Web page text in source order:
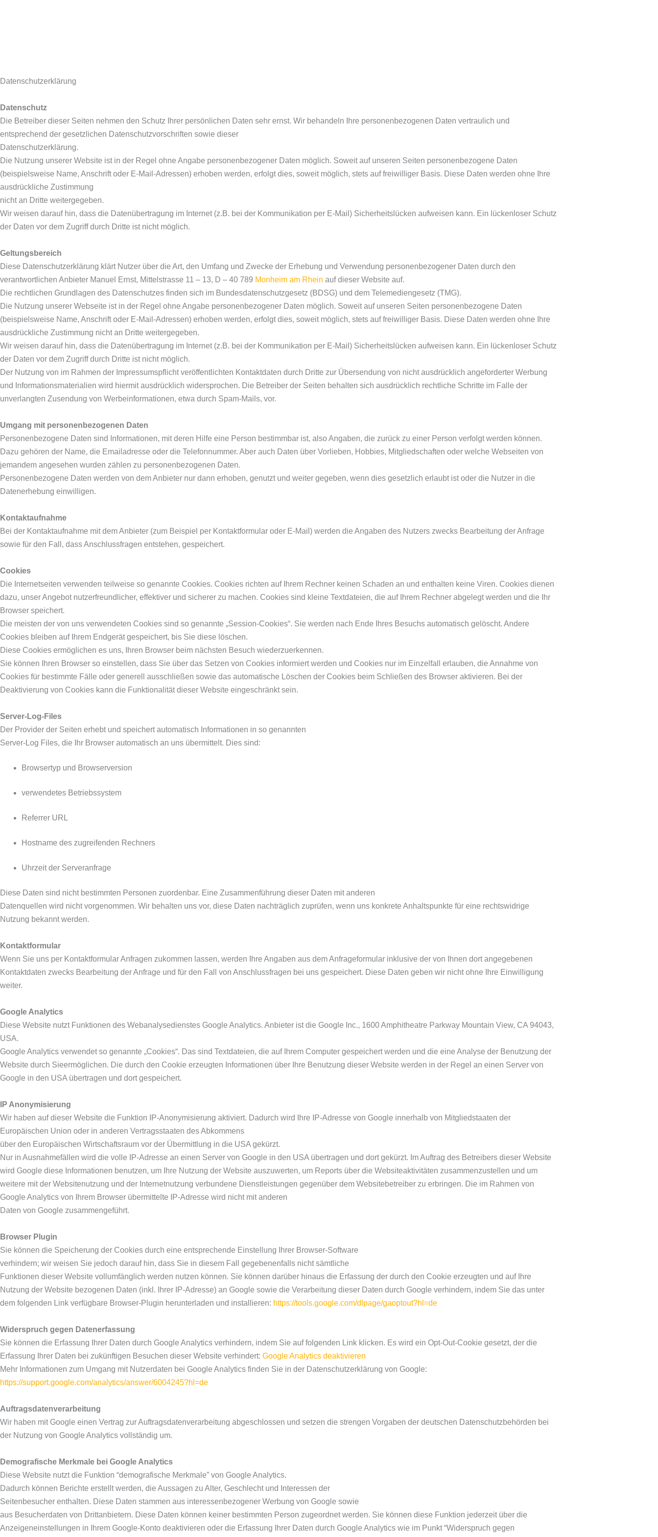
Datenschutzerklärung
Datenschutz
Die Betreiber dieser Seiten nehmen den Schutz Ihrer persönlichen Daten sehr ernst. Wir behandeln Ihre personenbezogenen Daten vertraulich und
entsprechend der gesetzlichen Datenschutzvorschriften sowie dieser
Datenschutzerklärung.
Die Nutzung unserer Website ist in der Regel ohne Angabe personenbezogener Daten möglich. Soweit auf unseren Seiten personenbezogene Daten
(beispielsweise Name, Anschrift oder E-Mail-Adressen) erhoben werden, erfolgt dies, soweit möglich, stets auf freiwilliger Basis. Diese Daten werden ohne Ihre
ausdrückliche Zustimmung
nicht an Dritte weitergegeben.
Wir weisen darauf hin, dass die Datenübertragung im Internet (z.B. bei der Kommunikation per E-Mail) Sicherheitslücken aufweisen kann. Ein lückenloser Schutz
der Daten vor dem Zugriff durch Dritte ist nicht möglich.
Geltungsbereich
Diese Datenschutzerklärung klärt Nutzer über die Art, den Umfang und Zwecke der Erhebung und Verwendung personenbezogener Daten durch den
verantwortlichen Anbieter Manuel Ernst, Mittelstrasse 11 – 13, D – 40 789 Monheim am Rhein auf dieser Website auf.
Die rechtlichen Grundlagen des Datenschutzes finden sich im Bundesdatenschutzgesetz (BDSG) und dem Telemediengesetz (TMG).
Die Nutzung unserer Webseite ist in der Regel ohne Angabe personenbezogener Daten möglich. Soweit auf unseren Seiten personenbezogene Daten
(beispielsweise Name, Anschrift oder E-Mail-Adressen) erhoben werden, erfolgt dies, soweit möglich, stets auf freiwilliger Basis. Diese Daten werden ohne Ihre
ausdrückliche Zustimmung nicht an Dritte weitergegeben.
Wir weisen darauf hin, dass die Datenübertragung im Internet (z.B. bei der Kommunikation per E-Mail) Sicherheitslücken aufweisen kann. Ein lückenloser Schutz
der Daten vor dem Zugriff durch Dritte ist nicht möglich.
Der Nutzung von im Rahmen der Impressumspflicht veröffentlichten Kontaktdaten durch Dritte zur Übersendung von nicht ausdrücklich angeforderter Werbung
und Informationsmaterialien wird hiermit ausdrücklich widersprochen. Die Betreiber der Seiten behalten sich ausdrücklich rechtliche Schritte im Falle der
unverlangten Zusendung von Werbeinformationen, etwa durch Spam-Mails, vor.
Umgang mit personenbezogenen Daten
Personenbezogene Daten sind Informationen, mit deren Hilfe eine Person bestimmbar ist, also Angaben, die zurück zu einer Person verfolgt werden können.
Dazu gehören der Name, die Emailadresse oder die Telefonnummer. Aber auch Daten über Vorlieben, Hobbies, Mitgliedschaften oder welche Webseiten von
jemandem angesehen wurden zählen zu personenbezogenen Daten.
Personenbezogene Daten werden von dem Anbieter nur dann erhoben, genutzt und weiter gegeben, wenn dies gesetzlich erlaubt ist oder die Nutzer in die
Datenerhebung einwilligen.
Kontaktaufnahme
Bei der Kontaktaufnahme mit dem Anbieter (zum Beispiel per Kontaktformular oder E-Mail) werden die Angaben des Nutzers zwecks Bearbeitung der Anfrage
sowie für den Fall, dass Anschlussfragen entstehen, gespeichert.
Cookies
Die Internetseiten verwenden teilweise so genannte Cookies. Cookies richten auf Ihrem Rechner keinen Schaden an und enthalten keine Viren. Cookies dienen
dazu, unser Angebot nutzerfreundlicher, effektiver und sicherer zu machen. Cookies sind kleine Textdateien, die auf Ihrem Rechner abgelegt werden und die Ihr
Browser speichert.
Die meisten der von uns verwendeten Cookies sind so genannte „Session-Cookies“. Sie werden nach Ende Ihres Besuchs automatisch gelöscht. Andere
Cookies bleiben auf Ihrem Endgerät gespeichert, bis Sie diese löschen.
Diese Cookies ermöglichen es uns, Ihren Browser beim nächsten Besuch wiederzuerkennen.
Sie können Ihren Browser so einstellen, dass Sie über das Setzen von Cookies informiert werden und Cookies nur im Einzelfall erlauben, die Annahme von
Cookies für bestimmte Fälle oder generell ausschließen sowie das automatische Löschen der Cookies beim Schließen des Browser aktivieren. Bei der
Deaktivierung von Cookies kann die Funktionalität dieser Website eingeschränkt sein.
Server-Log-Files
Der Provider der Seiten erhebt und speichert automatisch Informationen in so genannten
Server-Log Files, die Ihr Browser automatisch an uns übermittelt. Dies sind:
Browsertyp und Browserversion
verwendetes Betriebssystem
Referrer URL
Hostname des zugreifenden Rechners
Uhrzeit der Serveranfrage
Diese Daten sind nicht bestimmten Personen zuordenbar. Eine Zusammenführung dieser Daten mit anderen
Datenquellen wird nicht vorgenommen. Wir behalten uns vor, diese Daten nachträglich zuprüfen, wenn uns konkrete Anhaltspunkte für eine rechtswidrige
Nutzung bekannt werden.
Kontaktformular
Wenn Sie uns per Kontaktformular Anfragen zukommen lassen, werden Ihre Angaben aus dem Anfrageformular inklusive der von Ihnen dort angegebenen
Kontaktdaten zwecks Bearbeitung der Anfrage und für den Fall von Anschlussfragen bei uns gespeichert. Diese Daten geben wir nicht ohne Ihre Einwilligung
weiter.
Google Analytics
Diese Website nutzt Funktionen des Webanalysedienstes Google Analytics. Anbieter ist die Google Inc., 1600 Amphitheatre Parkway Mountain View, CA 94043,
USA.
Google Analytics verwendet so genannte „Cookies“. Das sind Textdateien, die auf Ihrem Computer gespeichert werden und die eine Analyse der Benutzung der
Website durch Sieermöglichen. Die durch den Cookie erzeugten Informationen über Ihre Benutzung dieser Website werden in der Regel an einen Server von
Google in den USA übertragen und dort gespeichert.
IP Anonymisierung
Wir haben auf dieser Website die Funktion IP-Anonymisierung aktiviert. Dadurch wird Ihre IP-Adresse von Google innerhalb von Mitgliedstaaten der
Europäischen Union oder in anderen Vertragsstaaten des Abkommens
über den Europäischen Wirtschaftsraum vor der Übermittlung in die USA gekürzt.
Nur in Ausnahmefällen wird die volle IP-Adresse an einen Server von Google in den USA übertragen und dort gekürzt. Im Auftrag des Betreibers dieser Website
wird Google diese Informationen benutzen, um Ihre Nutzung der Website auszuwerten, um Reports über die Websiteaktivitäten zusammenzustellen und um
weitere mit der Websitenutzung und der Internetnutzung verbundene Dienstleistungen gegenüber dem Websitebetreiber zu erbringen. Die im Rahmen von
Google Analytics von Ihrem Browser übermittelte IP-Adresse wird nicht mit anderen
Daten von Google zusammengeführt.
Browser Plugin
Sie können die Speicherung der Cookies durch eine entsprechende Einstellung Ihrer Browser-Software
verhindern; wir weisen Sie jedoch darauf hin, dass Sie in diesem Fall gegebenenfalls nicht sämtliche
Funktionen dieser Website vollumfänglich werden nutzen können. Sie können darüber hinaus die Erfassung der durch den Cookie erzeugten und auf Ihre
Nutzung der Website bezogenen Daten (inkl. Ihrer IP-Adresse) an Google sowie die Verarbeitung dieser Daten durch Google verhindern, indem Sie das unter
dem folgenden Link verfügbare Browser-Plugin herunterladen und installieren: https://tools.google.com/dlpage/gaoptout?hl=de
Widerspruch gegen Datenerfassung
Sie können die Erfassung Ihrer Daten durch Google Analytics verhindern, indem Sie auf folgenden Link klicken. Es wird ein Opt-Out-Cookie gesetzt, der die
Erfassung Ihrer Daten bei zukünftigen Besuchen dieser Website verhindert: Google Analytics deaktivieren
Mehr Informationen zum Umgang mit Nutzerdaten bei Google Analytics finden Sie in der Datenschutzerklärung von Google:
https://support.google.com/analytics/answer/6004245?hl=de
Auftragsdatenverarbeitung
Wir haben mit Google einen Vertrag zur Auftragsdatenverarbeitung abgeschlossen und setzen die strengen Vorgaben der deutschen Datenschutzbehörden bei
der Nutzung von Google Analytics vollständig um.
Demografische Merkmale bei Google Analytics
Diese Website nutzt die Funktion “demografische Merkmale” von Google Analytics.
Dadurch können Berichte erstellt werden, die Aussagen zu Alter, Geschlecht und Interessen der
Seitenbesucher enthalten. Diese Daten stammen aus interessenbezogener Werbung von Google sowie
aus Besucherdaten von Drittanbietern. Diese Daten können keiner bestimmten Person zugeordnet werden. Sie können diese Funktion jederzeit über die
Anzeigeneinstellungen in Ihrem Google-Konto deaktivieren oder die Erfassung Ihrer Daten durch Google Analytics wie im Punkt “Widerspruch gegen